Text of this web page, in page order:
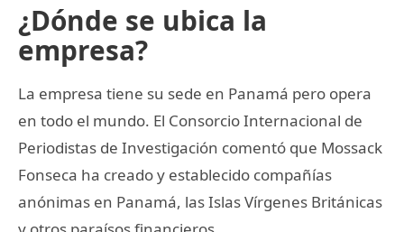
¿Dónde se ubica la
empresa?
La empresa tiene su sede en Panamá pero opera
en todo el mundo. El Consorcio Internacional de
Periodistas de Investigación comentó que Mossack
Fonseca ha creado y establecido compañías
anónimas en Panamá, las Islas Vírgenes Británicas